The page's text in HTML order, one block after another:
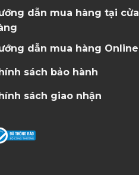
dẫn mua hàng tại cửa
dẫn mua hàng Online
sách bảo hành
sách giao nhận